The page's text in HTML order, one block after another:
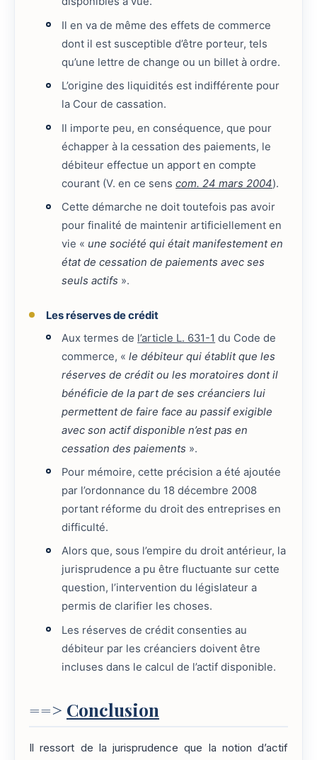
Il en va de même des effets de commerce
dont il est susceptible d’être porteur, tels
qu’une lettre de change ou un billet à ordre.
L’origine des liquidités est indifférente pour
la Cour de cassation.
Il importe peu, en conséquence, que pour
échapper à la cessation des paiements, le
débiteur effectue un apport en compte
courant (V. en ce senscom. 24 mars 2004).
Cette démarche ne doit toutefois pas avoir
pour finalité de maintenir artificiellement en
vie « une société qui était manifestement en
état de cessation de paiements avec ses
seuls actifs ».
Les réserves de crédit
Aux termes de l’article L. 631-1 du Code de
commerce, «le débiteur qui établit que les
réserves de crédit ou les moratoires dont il
bénéficie de la part de ses créanciers lui
permettent de faire face au passif exigible
avec son actif disponible n’est pas en
cessation des paiements ».
Pour mémoire, cette précision a été ajoutée
par l’ordonnance du 18 décembre 2008
portant réforme du droit des entreprises en
difficulté.
Alors que, sous l’empire du droit antérieur, la
jurisprudence a pu être fluctuante sur cette
question, l’intervention du législateur a
permis de clarifier les choses.
Les réserves de crédit consenties au
débiteur par les créanciers doivent être
incluses dans le calcul de l’actif disponible.
==> Conclusion
Il ressort de la jurisprudence que la notion d’actif